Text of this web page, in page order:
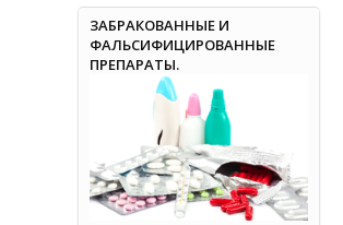
ЗАБРАКОВАННЫЕ И
ФАЛЬСИФИЦИРОВАННЫЕ
ПРЕПАРАТЫ.